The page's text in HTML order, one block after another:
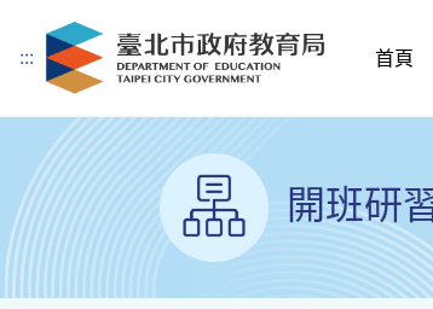
跳到主要內容
::: 首頁
開班研